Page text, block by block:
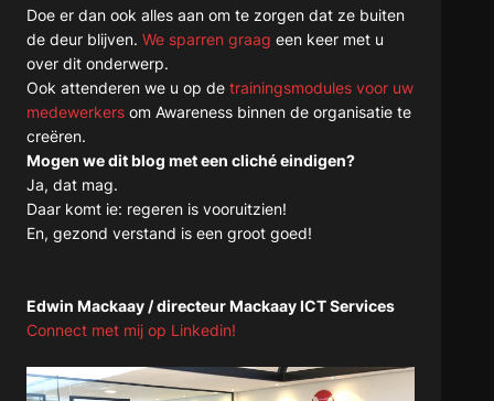
Doe er dan ook alles aan om te zorgen dat ze buiten
de deur blijven. We sparren graag een keer met u
over dit onderwerp.
Ook attenderen we u op de trainingsmodules voor uw
medewerkers om Awareness binnen de organisatie te
creëren.
Mogen we dit blog met een cliché eindigen?
Ja, dat mag.
Daar komt ie: regeren is vooruitzien!
En, gezond verstand is een groot goed!
Edwin Mackaay / directeur Mackaay ICT Services
Connect met mij op Linkedin!